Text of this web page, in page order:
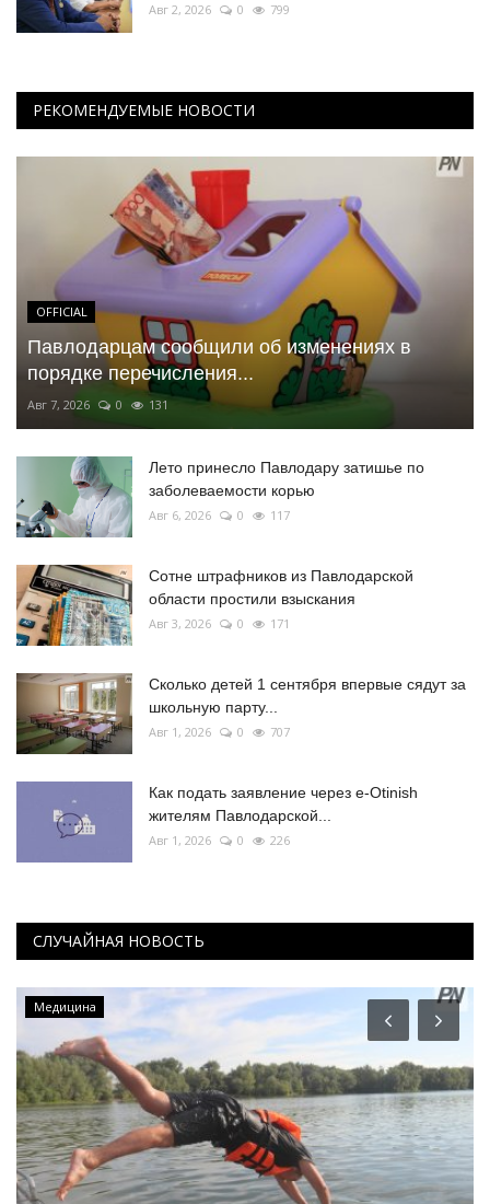
Авг 2, 2026 0 799
РЕКОМЕНДУЕМЫЕ НОВОСТИ
OFFICIAL
Павлодарцам сообщили об изменениях в
порядке перечисления...
Авг 7, 2026 0 131
Лето принесло Павлодару затишье по
заболеваемости корью
Авг 6, 2026 0 117
Сотне штрафников из Павлодарской
области простили взыскания
Авг 3, 2026 0 171
Сколько детей 1 сентября впервые сядут за
школьную парту...
Авг 1, 2026 0 707
Как подать заявление через e-Otinish
жителям Павлодарской...
Авг 1, 2026 0 226
СЛУЧАЙНАЯ НОВОСТЬ
Медицина